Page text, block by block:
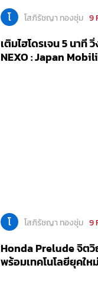
โ โสภิรัชญา ทองชุ่ม 9
เติมไฮโดรเจน 5 นาที
NEXO : Japan
โ โสภิรัชญา ทองชุ่ม 9
Honda Prelude จิ
พร้อมเทคโนโลยียุคใ